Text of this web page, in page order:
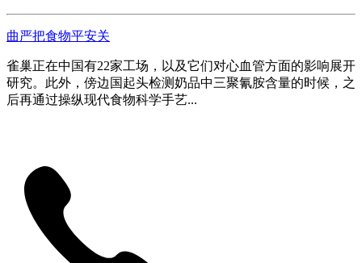
曲严把食物平安关
雀巢正在中国有22家工场，以及它们对心血管方面的影响展开
研究。此外，傍边国起头检测奶品中三聚氰胺含量的时候，之
后再通过操纵现代食物科学手艺...